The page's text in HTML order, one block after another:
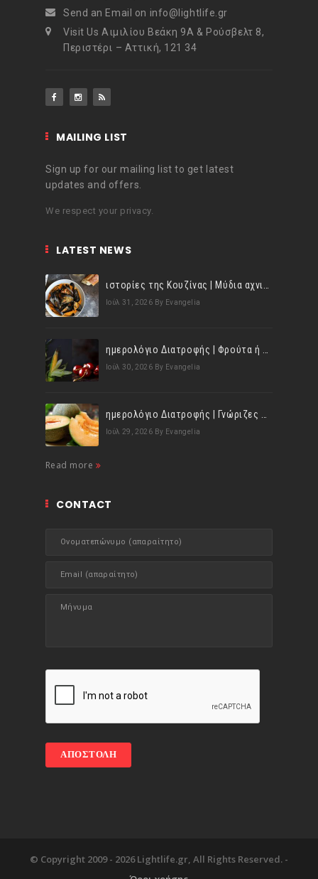
Send an Email on info@lightlife.gr
Visit Us Αιμιλίου Βεάκη 9Α & Ρούσβελτ 8,
Περιστέρι – Αττική, 121 34
MAILING LIST
Sign up for our mailing list to get latest
updates and offers.
We respect your privacy.
LATEST NEWS
Ιούλ 31, 2026 By Evangelia
Ιούλ 30, 2026 By Evangelia
Ιούλ 29, 2026 By Evangelia
Read more
CONTACT
© Copyright 2009 - 2026 Lightlife.gr, All Rights Reserved. -